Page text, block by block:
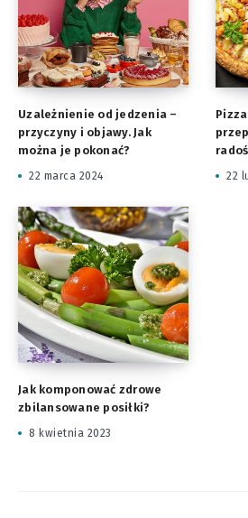
Uzależnienie od jedzenia –
przyczyny i objawy. Jak
można je pokonać?
22 marca 2024 22
Jak komponować zdrowe
zbilansowane posiłki?
8 kwietnia 2023